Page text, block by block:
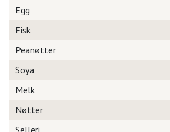
Egg
Fisk
Peanøtter
Soya
Melk
Nøtter
Selleri